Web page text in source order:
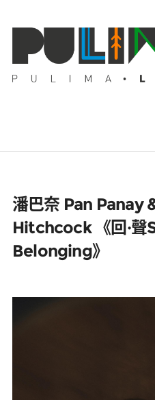
藝壇人物
Pulima藝術獎
活動專區
潘巴奈 Pan Panay
Hitchcock 《回·聲
Belonging》